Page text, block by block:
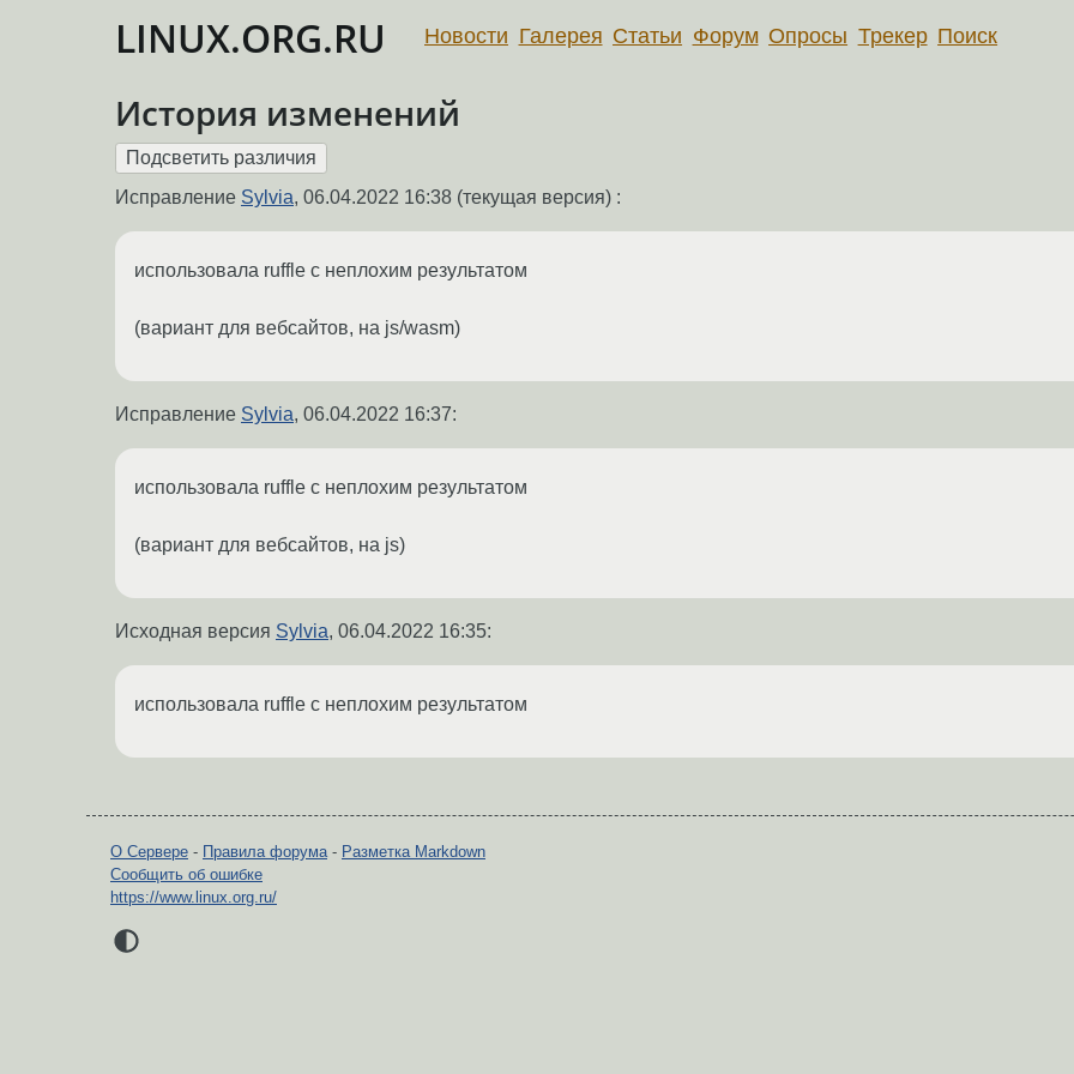
LINUX.ORG.RU Новости Галерея Статьи Форум Опросы Трекер Поиск
История изменений
Исправление Sylvia, 06.04.2022 16:38 (текущая версия) :
использовала ruffle с неплохим результатом
(вариант для вебсайтов, на js/wasm)
Исправление Sylvia, 06.04.2022 16:37:
использовала ruffle с неплохим результатом
(вариант для вебсайтов, на js)
Исходная версия Sylvia, 06.04.2022 16:35:
использовала ruffle с неплохим результатом
О Сервере - Правила форума- Разметка Markdown
Сообщить об ошибке
https://www.linux.org.ru/